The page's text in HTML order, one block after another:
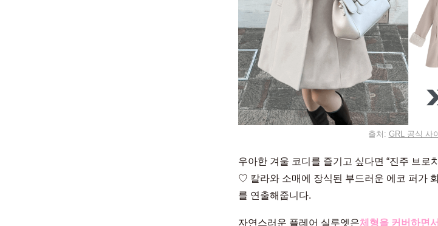
출처: GRL 공식 사
우아한 겨울 코디를 즐기고 싶다면 “진주 브로
♡ 칼라와 소매에 장식된 부드러운 에코 퍼가
를 연출해줍니다.
자연스러운 플레어 실루엣은체형을 커버하면